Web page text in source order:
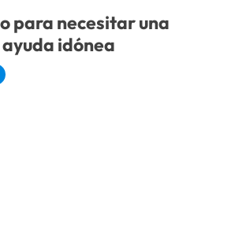
para necesitar una
ayuda idónea